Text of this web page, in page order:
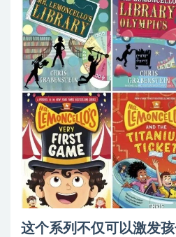
这个系列不仅可以激发